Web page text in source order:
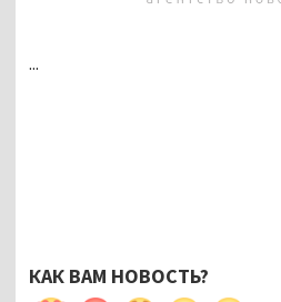
...
КАК ВАМ НОВОСТЬ?